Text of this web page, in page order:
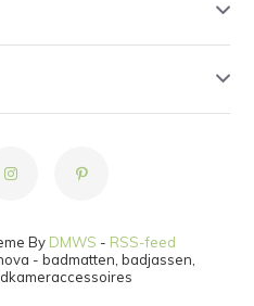
By DMWS - RSS-feed
- badmatten, badjassen,